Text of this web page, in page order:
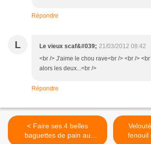
Répondre
L Le vieux scaf&#039; 21/03/2012 08:42
<br /> J'aime le chou rave<br /> <br />
alors les deux...<br />
Répondre
< Faire ses 4 belles
baguettes de pain au
fenouil